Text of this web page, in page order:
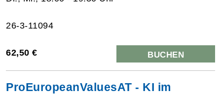
26-3-11094
62,50 € BUCHEN
ProEuropeanValuesAT - KI im